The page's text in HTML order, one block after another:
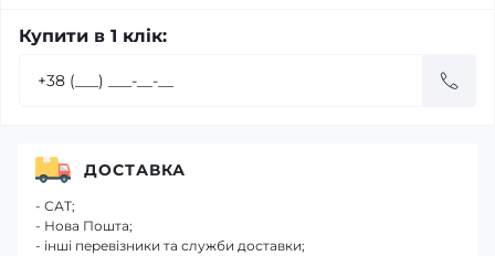
Купити в 1 клік:
ДОСТАВКА
- САТ;
- Нова Пошта;
- інші перевізники та служби доставки;